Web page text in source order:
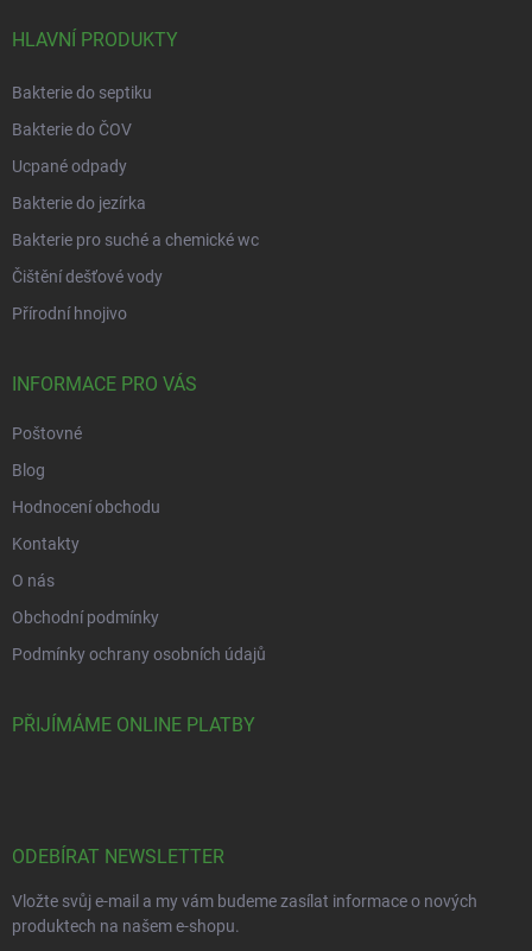
HLAVNÍ PRODUKTY
Bakterie do septiku
Bakterie do ČOV
Ucpané odpady
Bakterie do jezírka
Bakterie pro suché a chemické wc
Čištění dešťové vody
Přírodní hnojivo
INFORMACE PRO VÁS
Poštovné
Blog
Hodnocení obchodu
Kontakty
O nás
Obchodní podmínky
Podmínky ochrany osobních údajů
PŘIJÍMÁME ONLINE PLATBY
ODEBÍRAT NEWSLETTER
Vložte svůj e-mail a my vám budeme zasílat informace o nových
produktech na našem e-shopu.